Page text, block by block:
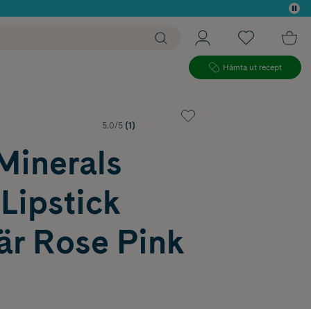
Hämta ut recept
5.0/5 (1)
Rose Pink